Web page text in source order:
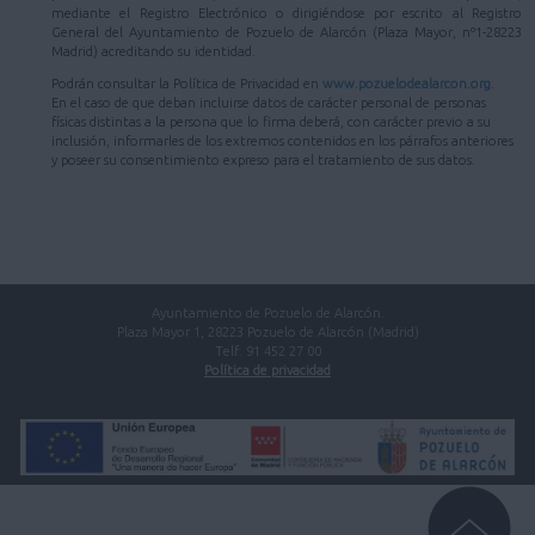
mediante el Registro Electrónico o dirigiéndose por escrito al Registro
General del Ayuntamiento de Pozuelo de Alarcón (Plaza Mayor, nº1-28223
Madrid) acreditando su identidad.
Podrán consultar la Política de Privacidad en www.pozuelodealarcon.org
En el caso de que deban incluirse datos de carácter personal de personas
físicas distintas a la persona que lo firma deberá, con carácter previo a su
inclusión, informarles de los extremos contenidos en los párrafos anteriores
y poseer su consentimiento expreso para el tratamiento de sus datos.
Ayuntamiento de Pozuelo de Alarcón.
Plaza Mayor 1, 28223 Pozuelo de Alarcón (Madrid)
Telf. 91 452 27 00
Política de privacidad